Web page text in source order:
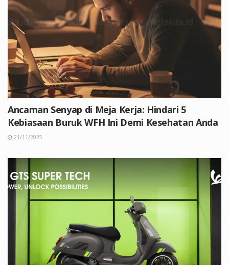
Ancaman Senyap di Meja Kerja: Hindari 5
Kebiasaan Buruk WFH Ini Demi Kesehatan Anda
21/11/2025